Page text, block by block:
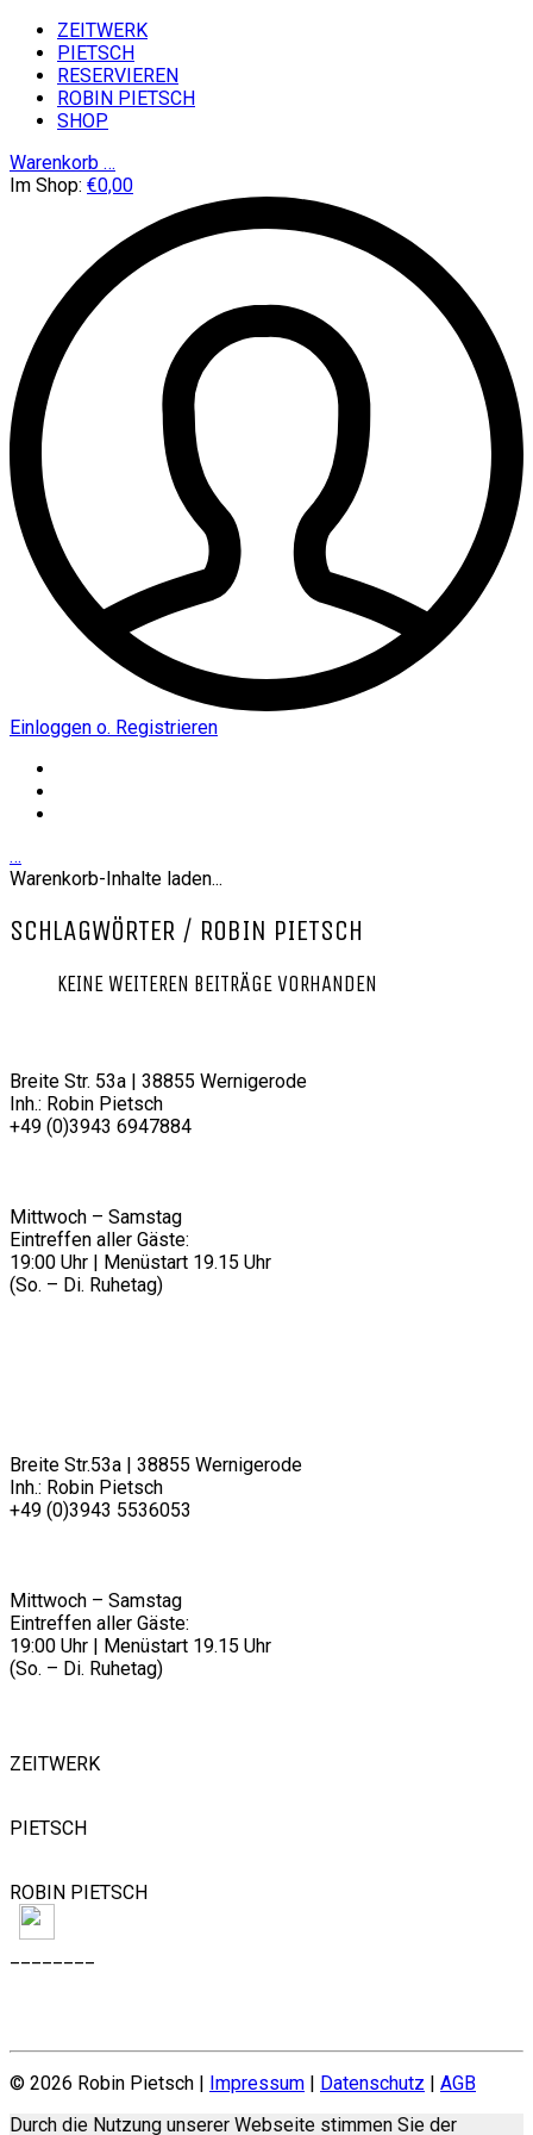
ZEITWERK
PIETSCH
RESERVIEREN
ROBIN PIETSCH
SHOP
Warenkorb …
Im Shop: €0,00
Einloggen o. Registrieren
…
Warenkorb-Inhalte laden...
SCHLAGWÖRTER / ROBIN PIETSCH
KEINE WEITEREN BEITRÄGE VORHANDEN
Breite Str. 53a | 38855 Wernigerode
Inh.: Robin Pietsch
+49 (0)3943 6947884
Mittwoch – Samstag
Eintreffen aller Gäste:
19:00 Uhr | Menüstart 19.15 Uhr
(So. – Di. Ruhetag)
Breite Str.53a | 38855 Wernigerode
Inh.: Robin Pietsch
+49 (0)3943 5536053
Mittwoch – Samstag
Eintreffen aller Gäste:
19:00 Uhr | Menüstart 19.15 Uhr
(So. – Di. Ruhetag)
ZEITWERK
PIETSCH
ROBIN PIETSCH
© 2026 Robin Pietsch | Impressum Datenschutz
AGB
Durch die Nutzung unserer Webseite stimmen Sie der